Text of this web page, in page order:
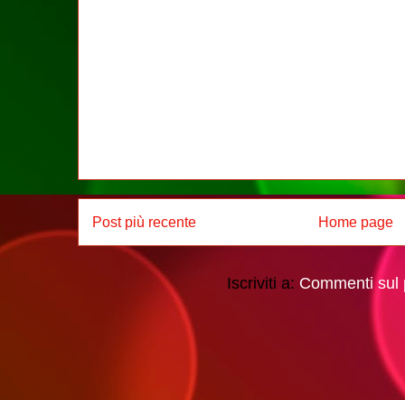
Post più recente Home page
Iscriviti a: Commenti sul